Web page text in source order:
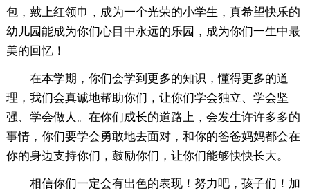
包，戴上红领巾，成为一个光荣的小学生，真希望快乐的
幼儿园能成为你们心目中永远的乐园，成为你们一生中最
美的回忆！
在本学期，你们会学到更多的知识，懂得更多的道
理，我们会真诚地帮助你们，让你们学会独立、学会坚
强、学会做人。在你们成长的道路上，会发生许许多多的
事情，你们要学会勇敢地去面对，和你的爸爸妈妈都会在
你的身边支持你们，鼓励你们，让你们能够快快长大。
相信你们一定会有出色的表现！努力吧，孩子们！加